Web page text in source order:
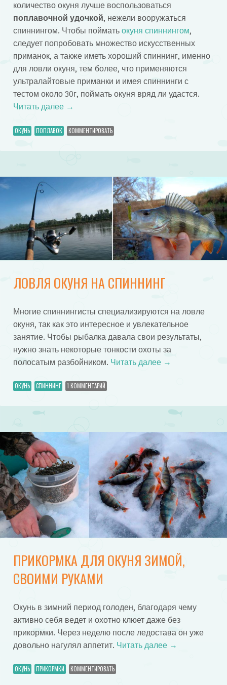
количество окуня лучше воспользоваться
поплавочной удочкой, нежели вооружаться
спиннингом. Чтобы поймать окуня спиннингом,
следует попробовать множество искусственных
приманок, а также иметь хороший спиннинг, именно
для ловли окуня, тем более, что применяются
ультралайтовые приманки и имея спиннинги с
тестом около 30г, поймать окуня вряд ли удастся.
Читать далее →
ОКУНЬ ПОПЛАВОК КОММЕНТИРОВАТЬ
ЛОВЛЯ ОКУНЯ НА СПИННИНГ
Многие спиннингисты специализируются на ловле
окуня, так как это интересное и увлекательное
занятие. Чтобы рыбалка давала свои результаты,
нужно знать некоторые тонкости охоты за
полосатым разбойником. Читать далее →
ОКУНЬ СПИННИНГ 1 КОММЕНТАРИЙ
ПРИКОРМКА ДЛЯ ОКУНЯ ЗИМОЙ,
СВОИМИ РУКАМИ
Окунь в зимний период голоден, благодаря чему
активно себя ведет и охотно клюет даже без
прикормки. Через неделю после ледостава он уже
довольно нагулял аппетит. Читать далее →
ОКУНЬ ПРИКОРМКИ КОММЕНТИРОВАТЬ